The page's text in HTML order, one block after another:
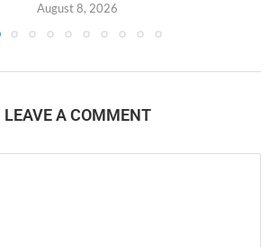
August 8, 2026
LEAVE A COMMENT